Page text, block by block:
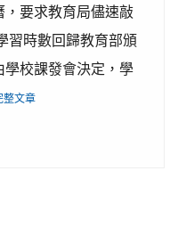
要求教育局儘速敲
習時數回歸教育部頒
校課發會決定，學
整文章